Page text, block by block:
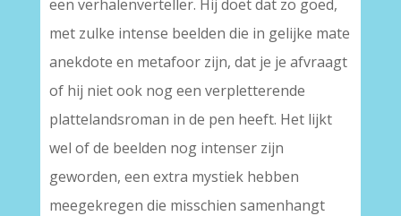
een verhalenverteller. Hij doet dat zo goed,
met zulke intense beelden die in gelijke mate
anekdote en metafoor zijn, dat je je afvraagt
of hij niet ook nog een verpletterende
plattelandsroman in de pen heeft. Het lijkt
wel of de beelden nog intenser zijn
geworden, een extra mystiek hebben
meegekregen die misschien samenhangt